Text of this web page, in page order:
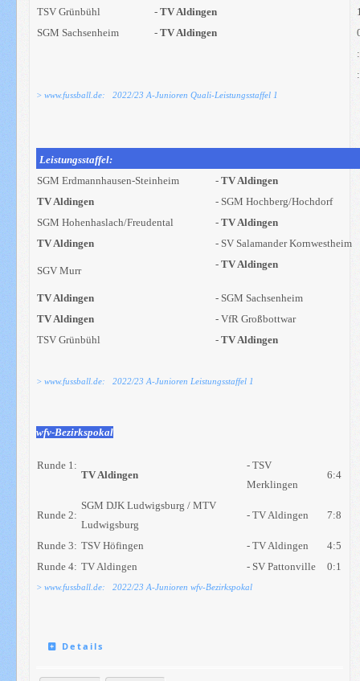
TSV Grünbühl
-TV Aldingen
SGM Sachsenheim
-TV Aldingen
:
:
> www.fussball.de: 2022/23 A-Junioren Quali-Leistungsstaffel 1
Leistungsstaffel:
SGM Erdmannhausen-Steinheim
-TV Aldingen
TV Aldingen
- SGM Hochberg/Hochdorf
SGM Hohenhaslach/Freudental
-TV Aldingen
TV Aldingen
- SV Salamander Kornwestheim
SGV Murr
-TV Aldingen
TV Aldingen
- SGM Sachsenheim
TV Aldingen
- VfR Großbottwar
TSV Grünbühl
-TV Aldingen
> www.fussball.de: 2022/23 A-Junioren Leistungsstaffel 1
wfv-Bezirkspokal
Runde 1:
TV Aldingen
- TSV
Merklingen
6:4
Runde 2:
SGM DJK Ludwigsburg / MTV
Ludwigsburg
- TV Aldingen 7:8
Runde 3: TSV Höfingen - TV Aldingen
4:5
Runde 4: TV Aldingen - SV Pattonville 0:1
> www.fussball.de: 2022/23 A-Junioren wfv-Bezirkspokal
Details